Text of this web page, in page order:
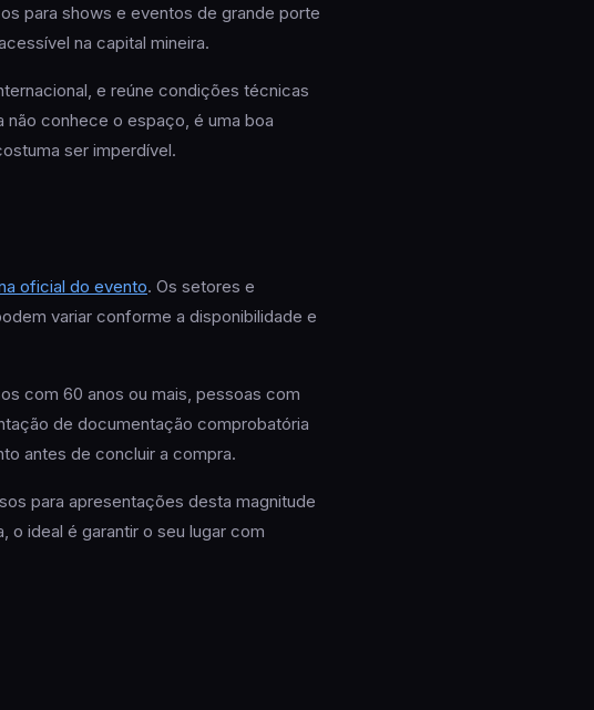
para shows e eventos de grande porte
na capital mineira.
e reúne condições técnicas
não conhece o espaço, é uma boa
ser imperdível.
oficial do evento. Os setores e
variar conforme a disponibilidade e
com 60 anos ou mais, pessoas com
de documentação comprobatória
antes de concluir a compra.
para apresentações desta magnitude
o ideal é garantir o seu lugar com